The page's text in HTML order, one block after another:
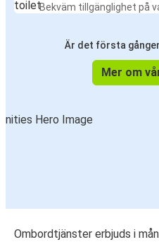
Bekväm tillgänglighet på
Är det första
Mer om
Ombordtjänster erbjuds i